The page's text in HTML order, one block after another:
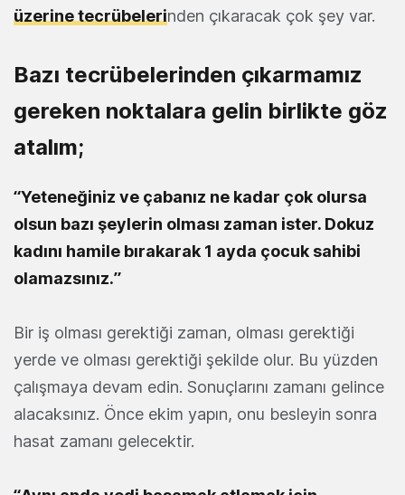
üzerine tecrübelerinden çıkaracak çok şey var.
Bazı tecrübelerinden çıkarmamız
gereken noktalara gelin birlikte göz
atalım;
“Yeteneğiniz ve çabanız ne kadar çok olursa
olsun bazı şeylerin olması zaman ister. Dokuz
kadını hamile bırakarak 1 ayda çocuk sahibi
olamazsınız.”
Bir iş olması gerektiği zaman, olması gerektiği
yerde ve olması gerektiği şekilde olur. Bu yüzden
çalışmaya devam edin. Sonuçlarını zamanı gelince
alacaksınız. Önce ekim yapın, onu besleyin sonra
hasat zamanı gelecektir.